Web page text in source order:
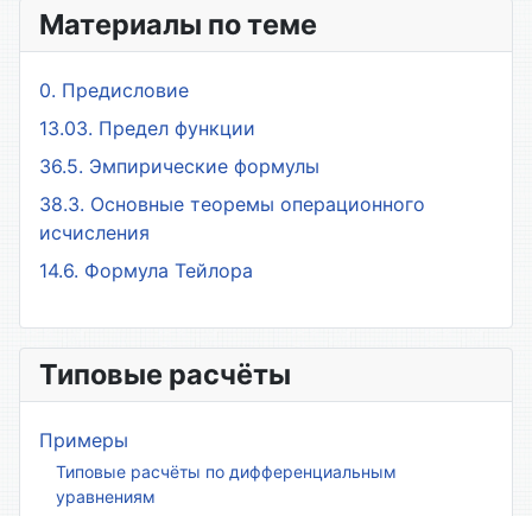
Материалы по теме
0. Предисловие
13.03. Предел функции
36.5. Эмпирические формулы
38.3. Основные теоремы операционного
исчисления
14.6. Формула Тейлора
Типовые расчёты
Примеры
Типовые расчёты по дифференциальным
уравнениям